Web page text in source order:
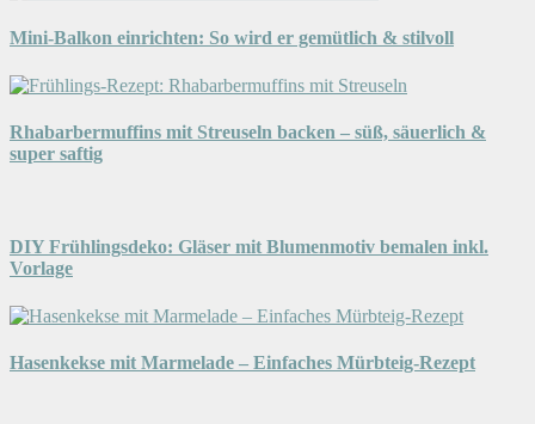
Mini-Balkon einrichten: So wird er gemütlich & stilvoll
Rhabarbermuffins mit Streuseln backen – süß, säuerlich &
super saftig
DIY Frühlingsdeko: Gläser mit Blumenmotiv bemalen inkl.
Vorlage
Hasenkekse mit Marmelade – Einfaches Mürbteig-Rezept